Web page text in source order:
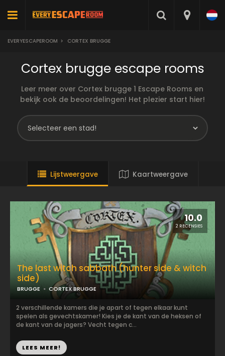
EVERYESCAPEROOM > CORTEX BRUGGE
Cortex brugge escape rooms
Leer meer over Cortex brugge 1 Escape Rooms en
bekijk ook de beoordelingen! Het plezier start hier!
Lijstweergave Kaartweergave
10.0
2 RECENSIES
The last witch sabbath (hunter side & witch
side)
BRUGGE CORTEX BRUGGE
2 verschillende kamers die je apart of tegen elkaar kunt
spelen als gevechtskamer! Kies je de kant van de heksen of
de kant van de jagers? Vecht tegen c...
LEES MEER!